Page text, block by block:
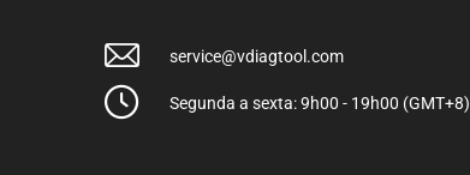
service@vdiagtool.com
Segunda a sexta: 9h00 - 19h00 (GMT+8)